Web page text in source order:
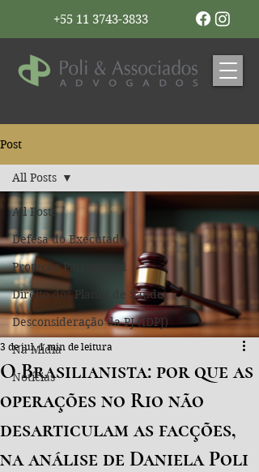
+55 11 3743-3833
Post
All Posts
Defesa do Executado
Proteção Patrimonial
Direito dos Planos de Saúde
Desconsideração da PJ (IDPJ)
Na Mídia
Notícias
All Posts
O Brasilianista: por que as
operações no Rio não
desarticulam as facções,
na análise de Daniela Poli
3 de jul. 1 min de leitura